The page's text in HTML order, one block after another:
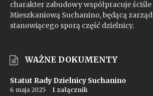
charakter zabudowy współpracuje ściśle
Mieszkaniową Suchanino, będącą
stanowiącego sporą część dzielnicy.
WAŻNE DOKUMENTY
Statut Rady Dzielnicy Suchanino
6 maja 2025 1 załącznik